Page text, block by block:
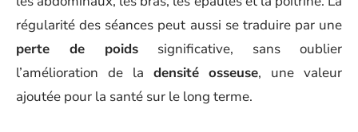
régularité des séances peut aussi se traduire par une
perte de poids significative, sans oublier
l’amélioration de la densité osseuse, une valeur
ajoutée pour la santé sur le long terme.